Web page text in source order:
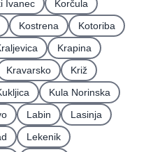
Ivanec
Korčula
Kostrena
Kotoriba
Krapina
Kravarsko
Križ
Kula Norinska
Labin
Lasinja
Lekenik